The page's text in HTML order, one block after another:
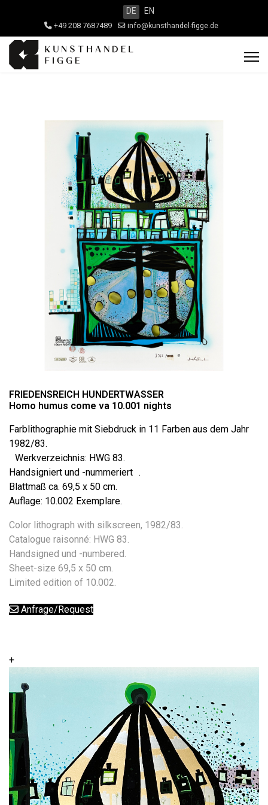
DE EN
+49 208 7687489 info@kunsthandel-figge.de
FRIEDENSREICH HUNDERTWASSER
Homo humus come va 10.001 nights
Farblithographie mit Siebdruck in 11 Farben aus dem Jahr
1982/83.
Werkverzeichnis: HWG 83.
Handsigniert und -nummeriert .
Blattmaß ca. 69,5 x 50 cm.
Auflage: 10.002 Exemplare.
Color lithograph with silkscreen, 1982/83.
Catalogue raisonné: HWG 83.
Handsigned und -numbered.
Sheet-size 69,5 x 50 cm.
Limited edition of 10.002.
Anfrage/Request
+